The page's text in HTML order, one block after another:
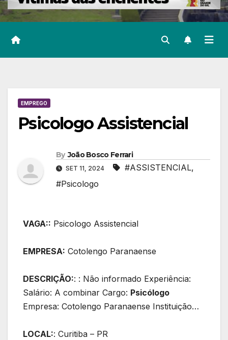
EMPREGO
Psicologo Assistencial
By João Bosco Ferrari
SET 11, 2024 #ASSISTENCIAL,
#Psicologo
VAGA:: Psicologo Assistencial
EMPRESA: Cotolengo Paranaense
DESCRIÇÃO:: : Não informado Experiência:
Salário: A combinar Cargo: Psicólogo
Empresa: Cotolengo Paranaense Instituição…
LOCAL:: Curitiba – PR